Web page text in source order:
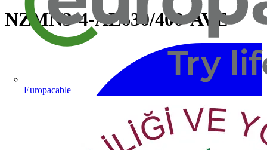
Europacable
NZMN3-4-AE630/400-AVE